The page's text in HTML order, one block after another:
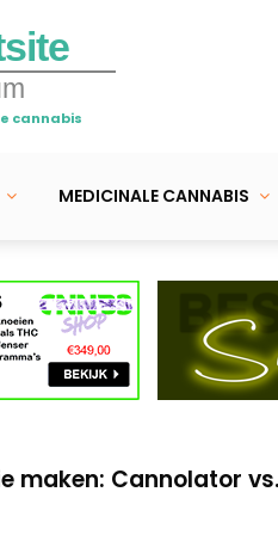
cannabis
MEDICINALE CANNABIS
consument
– Toppen: wat
consument